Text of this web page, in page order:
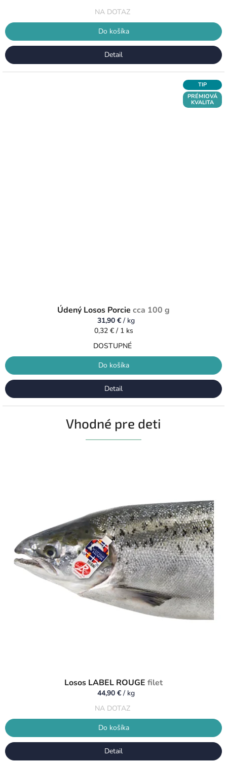
NA DOTAZ
Do košíka
Detail
TIP
PRÉMIOVÁ
KVALITA
Údený Losos Porcie cca 100 g
31,90 € / kg
Jednotková
0,32 € / 1 ks
DOSTUPNÉ
Do košíka
Detail
Vhodné pre deti
Losos LABEL ROUGE filet
44,90 € / kg
NA DOTAZ
Do košíka
Detail